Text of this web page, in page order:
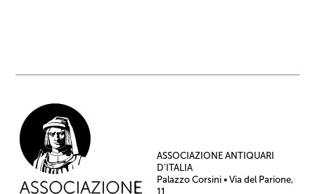
ASSOCIAZIONE ANTIQUARI
D’ITALIA
Palazzo Corsini • Via del Parione,
11